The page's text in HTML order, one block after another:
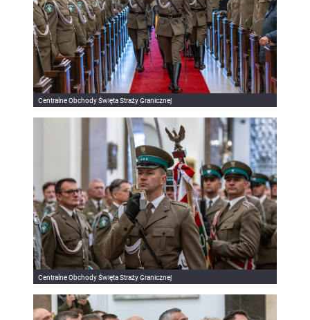
Centralne Obchody Święta Straży Granicznej
Centralne Obchody Święta Straży Granicznej